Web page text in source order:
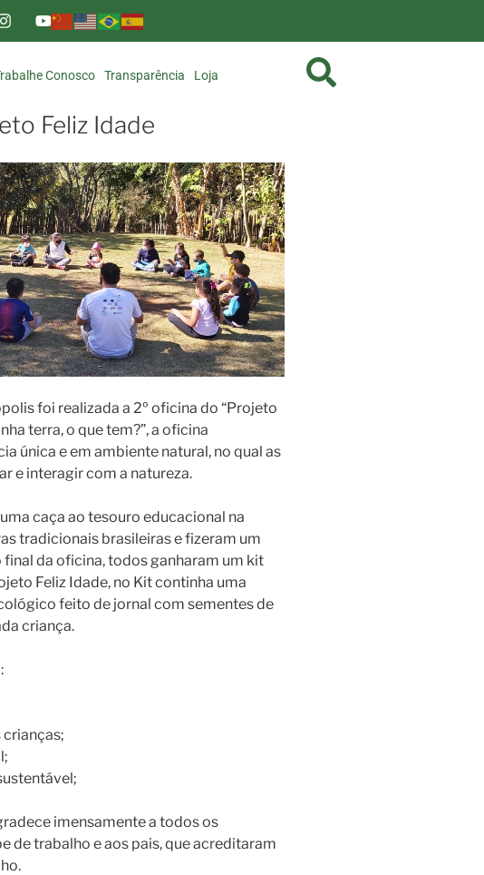
Conosco Transparência Loja
Feliz Idade
foi realizada a 2º oficina do “Projeto
terra, o que tem?”, a oficina
única e em ambiente natural, no qual as
e interagir com a natureza.
caça ao tesouro educacional na
tradicionais brasileiras e fizeram um
da oficina, todos ganharam um kit
Feliz Idade, no Kit continha uma
feito de jornal com sementes de
criança.
crianças;
imensamente a todos os
de trabalho e aos pais, que acreditaram